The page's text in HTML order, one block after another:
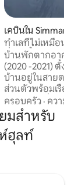
เคบินใน
ทำเลที่ไม่เหมือนใ
ที่ว่ายน้ำและตกปล
บ้านพักตากอากา
(2020 -2021) ตั้ง
บ้านอยู่ในสายตา
ส่วนตัวพร้อมเรือแ
ฟืนในห้องนั่งเล่น ฝักบัวกลางแจ้งพร้อมน้ำ
ร้อน! เหมาะกับกา
ไพค์ ฯลฯ Wi-Fi ดี
ยืนพร้อมปาเดล เห็ดและผลเบอร์รี่ ที่จอดรถ
ส่วนตัวขนาดใหญ่บนที่ดิน
ครอบครัว · ความคุ้
มสำหรับ
ฮุลท์